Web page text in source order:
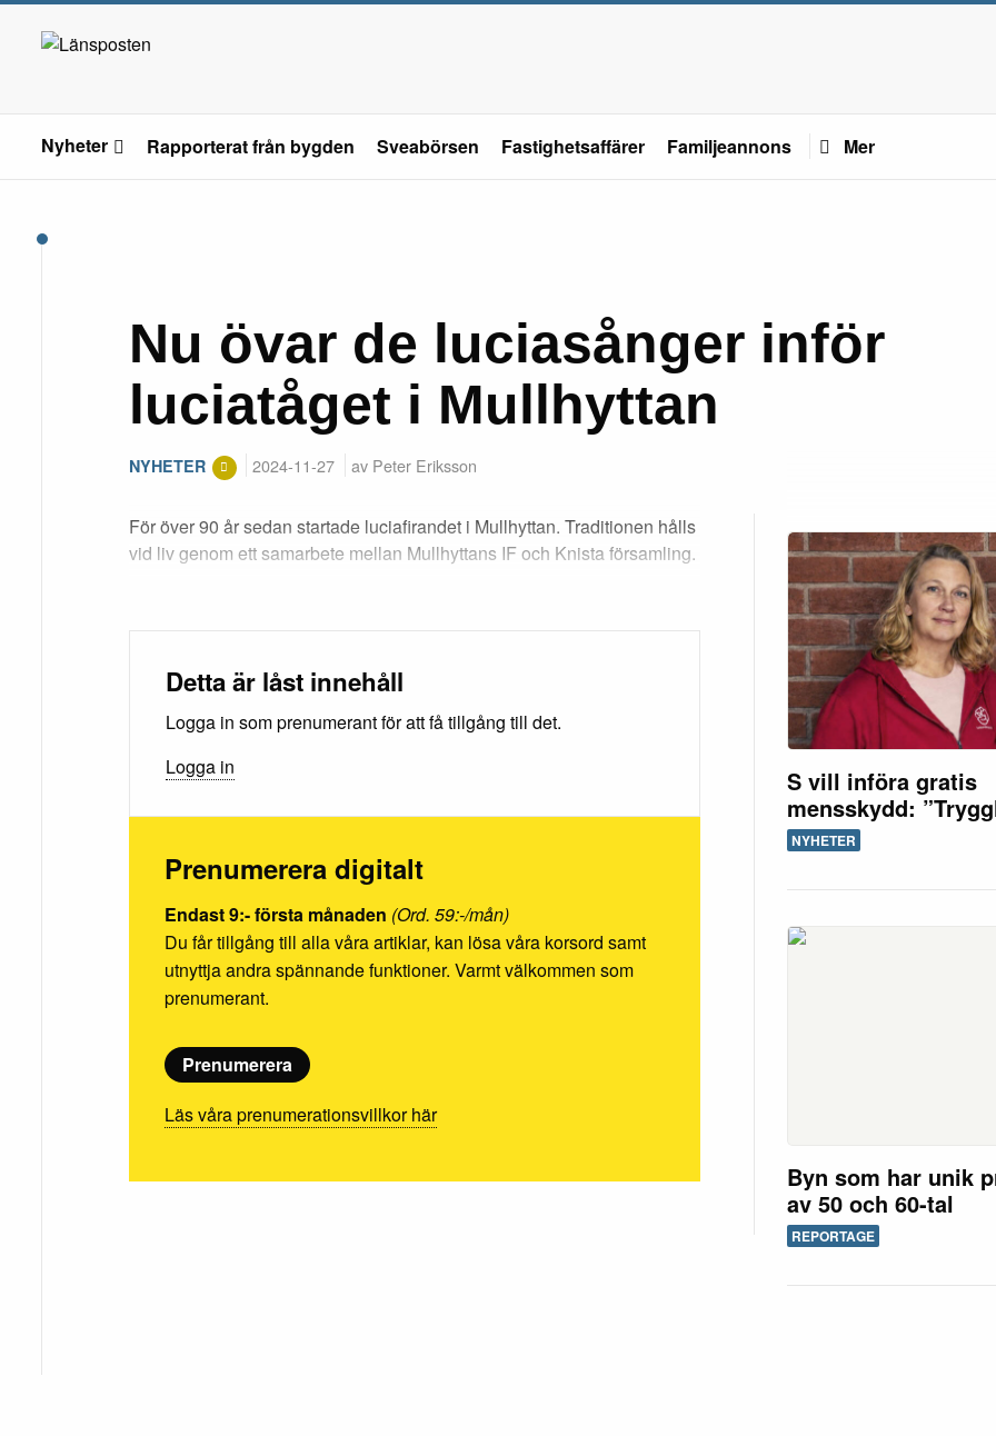
Nyheter Rapporterat från bygden Sveabörsen Fastighetsaffärer Familjeannons Mer
Nu övar de luciasånger inför
luciatåget i Mullhyttan
NYHETER 2024-11-27 av Peter Eriksson
För över 90 år sedan startade luciafirandet i Mullhyttan. Traditionen hålls
vid liv genom ett samarbete mellan Mullhyttans IF och Knista församling.
Detta är låst innehåll
Logga in som prenumerant för att få tillgång till det.
Logga in
Prenumerera digitalt
Endast 9:- första månaden (Ord. 59:-/mån)
Du får tillgång till alla våra artiklar, kan lösa våra korsord samt
utnyttja andra spännande funktioner. Varmt välkommen som
prenumerant.
Prenumerera
Läs våra prenumerationsvillkor här
S vill införa gratis
mensskydd:
NYHETER
Byn som har unik
av 50 och 60-tal
REPORTAGE